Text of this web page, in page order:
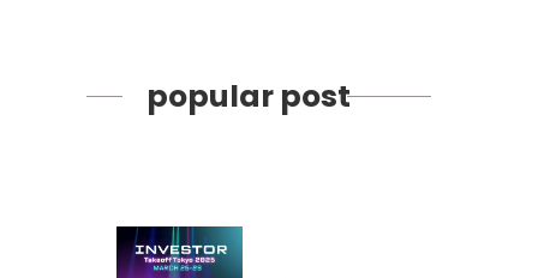
popular post